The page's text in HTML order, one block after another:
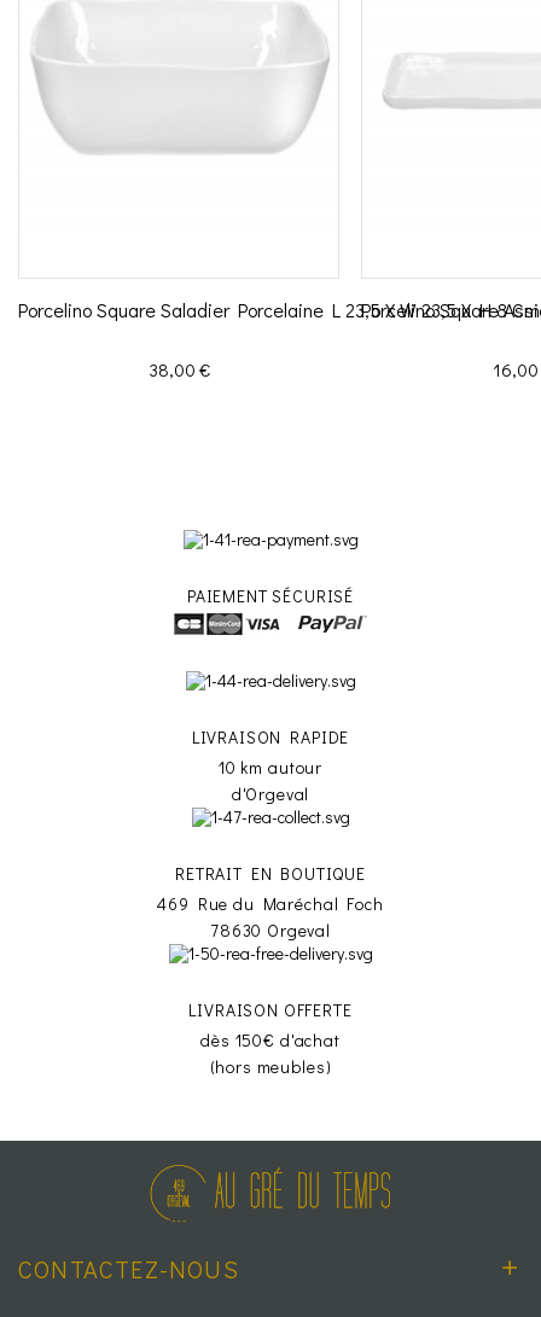
Porcelino Square Saladier Porcelaine L 23,5 X W 23,5 X H 8
Prix
38,00 €
Porcelino Square
Prix
PAIEMENT SÉCURISÉ
LIVRAISON RAPIDE
10 km autour
d'Orgeval
RETRAIT EN BOUTIQUE
469 Rue du Maréchal Foch
78630 Orgeval
LIVRAISON OFFERTE
dès 150€ d'achat
(hors meubles)
CONTACTEZ-NOUS